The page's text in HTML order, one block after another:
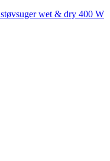
wet & dry 400 W